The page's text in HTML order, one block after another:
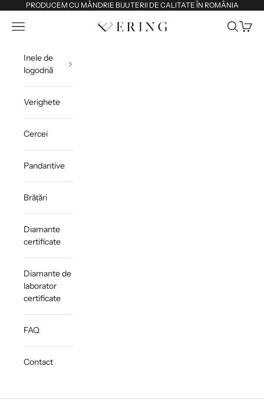
Sari la conținutPRODUCEM CU MÂNDRIE BIJUTERII DE CALITATE ÎN ROMÂNIA
Ering
Deschide meniul de navigare Deschide
Inele de
logodnă
Verighete
Cercei
Pandantive
Brățări
Diamante
certificate
Diamante de
laborator
certificate
FAQ
Contact